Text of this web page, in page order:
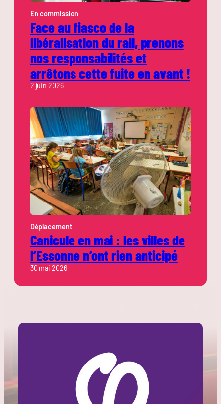
En commission
Face au fiasco de la
libéralisation du rail, prenons
nos responsabilités et
arrêtons cette fuite en avant !
2 juin 2026
Déplacement
Canicule en mai : les villes de
l’Essonne n’ont rien anticipé
30 mai 2026